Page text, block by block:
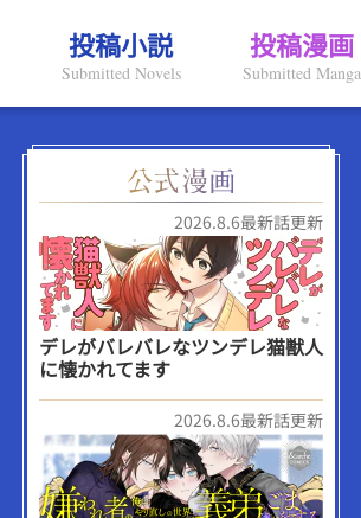
投稿小説
Submitted Novels
投稿漫画
Submitted Manga
2026.8.6最新話更新
デレがバレバレなツンデレ猫獣人
に懐かれてます
2026.8.6最新話更新